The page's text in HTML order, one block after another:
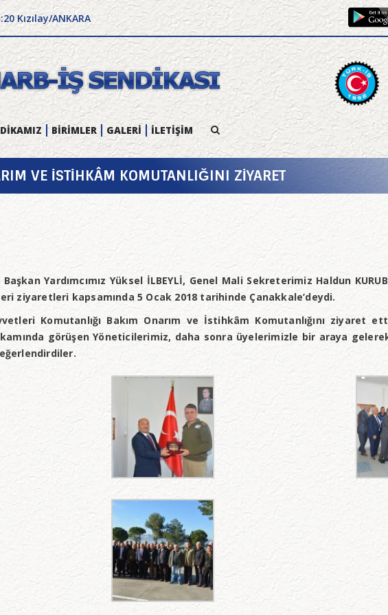
Kızılay/ANKARA
BİRİMLER GALERİ İLETİŞİM
VE İSTİHKÂM KOMUTANLIĞINI ZİYARET
Yardımcımız Yüksel İLBEYLİ, Genel Mali Sekreterimiz Haldun
ziyaretleri kapsamında 5 Ocak 2018 tarihinde Çanakkale’deydi.
Komutanlığı Bakım Onarım ve İstihkâm Komutanlığını ziyaret
görüşen Yöneticilerimiz, daha sonra üyelerimizle bir araya